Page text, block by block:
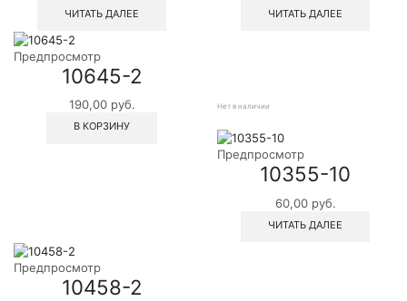
ЧИТАТЬ ДАЛЕЕ ЧИТАТЬ ДАЛЕЕ
Предпросмотр
10645-2
190,00 руб.
В КОРЗИНУ
Нет в наличии
Предпросмотр
10355-10
60,00 руб.
ЧИТАТЬ ДАЛЕЕ
Предпросмотр
10458-2